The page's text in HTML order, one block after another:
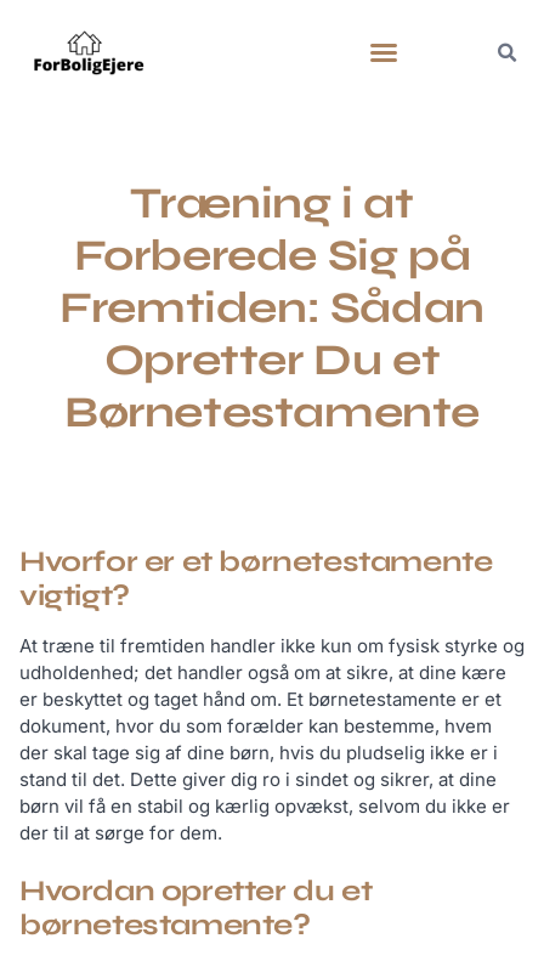
Træning i at
Forberede Sig på
Fremtiden: Sådan
Opretter Du et
Børnetestamente
Hvorfor er et børnetestamente
vigtigt?
At træne til fremtiden handler ikke kun om fysisk styrke og
udholdenhed; det handler også om at sikre, at dine kære
er beskyttet og taget hånd om. Et børnetestamente er et
dokument, hvor du som forælder kan bestemme, hvem
der skal tage sig af dine børn, hvis du pludselig ikke er i
stand til det. Dette giver dig ro i sindet og sikrer, at dine
børn vil få en stabil og kærlig opvækst, selvom du ikke er
der til at sørge for dem.
Hvordan opretter du et
børnetestamente?